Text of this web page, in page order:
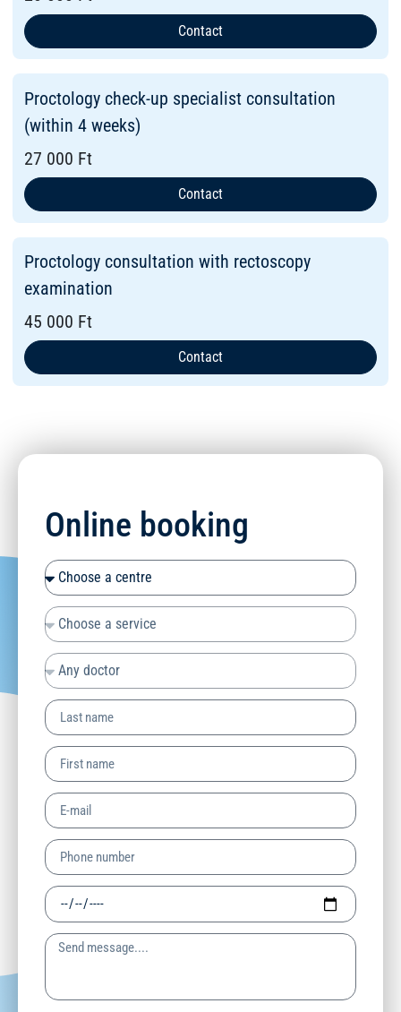
Contact
Proctology check-up specialist consultation
(within 4 weeks)
27 000 Ft
Contact
Proctology consultation with rectoscopy
examination
45 000 Ft
Contact
Online booking